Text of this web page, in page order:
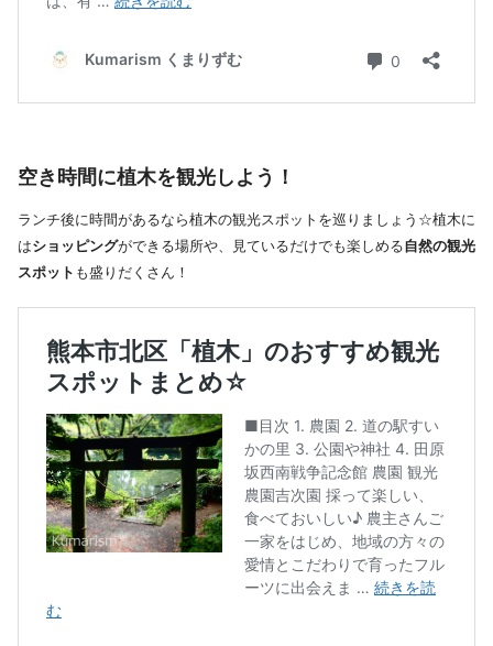
空き時間に植木を観光しよう！
ランチ後に時間があるなら植木の観光スポットを巡りましょう☆植木に
はショッピングができる場所や、見ているだけでも楽しめる自然の観光
スポット も盛りだくさん！